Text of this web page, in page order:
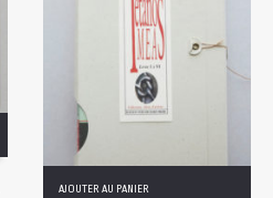
AJOUTER AU PANIER